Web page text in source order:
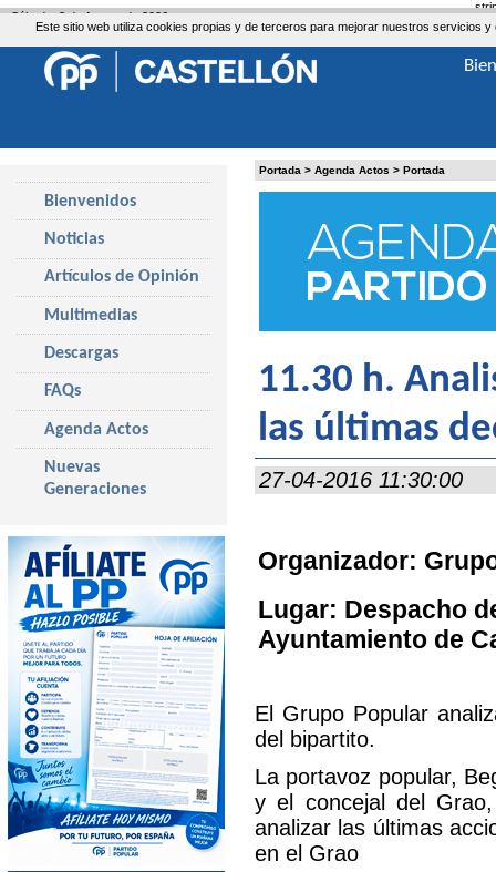
Este sitio web utiliza cookies propias y de terceros para mejorar nuestros servicios
Portada > Agenda Actos > Portada
11.30 h.
las últimas
27-04-2016 11:30:00
Organizador:
Lugar: Despacho
Ayuntamiento de
El Grupo Popular
del bipartito.
La portavoz popular,
y el concejal del
analizar las últimas
en el Grao
Bienvenidos
Noticias
Artículos de Opinión
Multimedias
Descargas
FAQs
Agenda Actos
Nuevas
Generaciones
Sábado, 8 de Agosto de 2026